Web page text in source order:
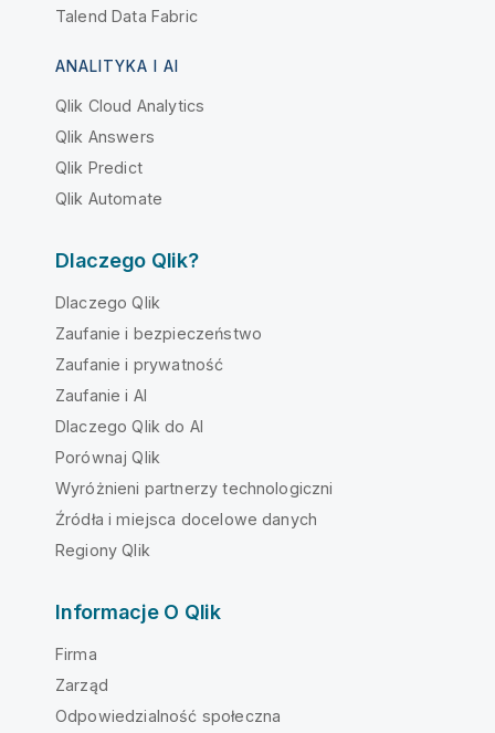
Talend Data Fabric
ANALITYKA I AI
Qlik Cloud Analytics
Qlik Answers
Qlik Predict
Qlik Automate
Dlaczego Qlik?
Dlaczego Qlik
Zaufanie i bezpieczeństwo
Zaufanie i prywatność
Zaufanie i AI
Dlaczego Qlik do AI
Porównaj Qlik
Wyróżnieni partnerzy technologiczni
Źródła i miejsca docelowe danych
Regiony Qlik
Informacje O Qlik
Firma
Zarząd
Odpowiedzialność społeczna